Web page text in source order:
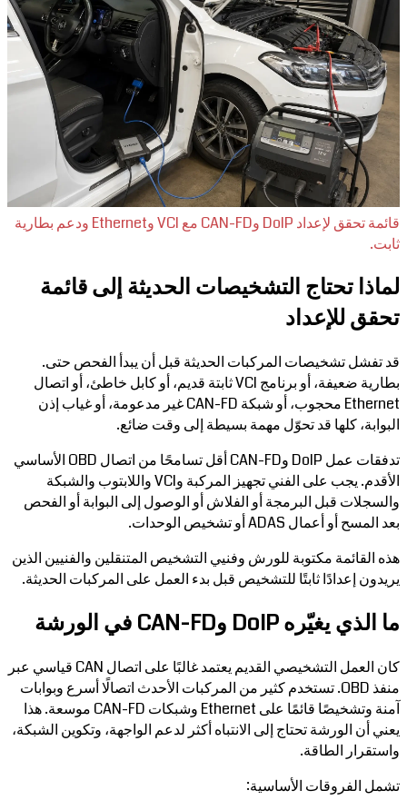
قائمة تحقق لإعداد DoIP وCAN-FD مع VCI وEthernet ودعم بطارية
ثابت.
لماذا تحتاج التشخيصات الحديثة إلى قائمة
تحقق للإعداد
قد تفشل تشخيصات المركبات الحديثة قبل أن يبدأ الفحص حتى.
بطارية ضعيفة، أو برنامج VCI ثابتة قديم، أو كابل خاطئ، أو اتصال
Ethernet محجوب، أو شبكة CAN-FD غير مدعومة، أو غياب إذن
البوابة، كلها قد تحوّل مهمة بسيطة إلى وقت ضائع.
تدفقات عمل DoIP وCAN-FD أقل تسامحًا من اتصال OBD الأساسي
الأقدم. يجب على الفني تجهيز المركبة وVCI واللابتوب والشبكة
والسجلات قبل البرمجة أو الفلاش أو الوصول إلى البوابة أو الفحص
بعد المسح أو أعمال ADAS أو تشخيص الوحدات.
هذه القائمة مكتوبة للورش وفنيي التشخيص المتنقلين والفنيين الذين
يريدون إعدادًا ثابتًا للتشخيص قبل بدء العمل على المركبات الحديثة.
ما الذي يغيّره DoIP وCAN-FD في الورشة
كان العمل التشخيصي القديم يعتمد غالبًا على اتصال CAN قياسي عبر
منفذ OBD. تستخدم كثير من المركبات الأحدث اتصالًا أسرع وبوابات
آمنة وتشخيصًا قائمًا على Ethernet وشبكات CAN-FD موسعة. هذا
يعني أن الورشة تحتاج إلى الانتباه أكثر لدعم الواجهة، وتكوين الشبكة،
واستقرار الطاقة.
تشمل الفروقات الأساسية: